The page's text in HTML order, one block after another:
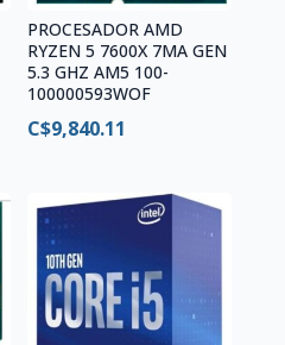
PROCESADOR AMD
RYZEN 5 7600X 7MA GEN
5.3 GHZ AM5 100-
100000593WOF
C$9,840.11